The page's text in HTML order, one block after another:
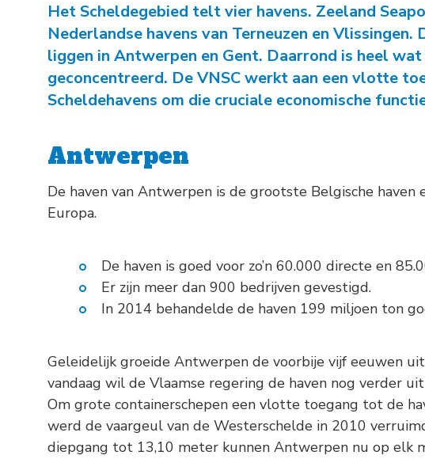
Het Scheldegebied telt vier havens. Zeeland
Nederlandse havens van Terneuzen en Vlissingen.
liggen in Antwerpen en Gent. Daarrond is heel
geconcentreerd. De VNSC werkt aan een vlotte
Scheldehavens om die cruciale economische
Antwerpen
De haven van Antwerpen is de grootste Belgische haven
Europa.
De haven is goed voor zo’n 60.000 directe en
Er zijn meer dan 900 bedrijven gevestigd.
In 2014 behandelde de haven 199 miljoen ton
Geleidelijk groeide Antwerpen de voorbije vijf eeuwen
vandaag wil de Vlaamse regering de haven nog verder
Om grote containerschepen een vlotte toegang tot de
werd de vaargeul van de Westerschelde in 2010
diepgang tot 13,10 meter kunnen Antwerpen nu op elk